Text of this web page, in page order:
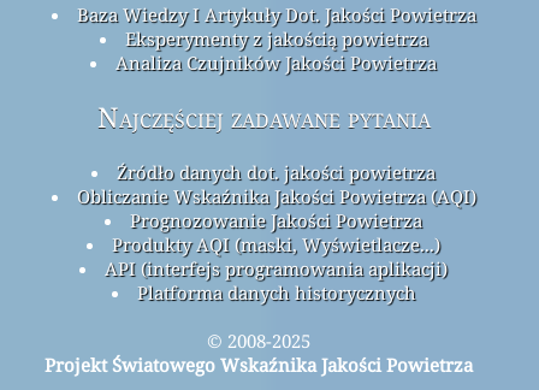
Baza Wiedzy I Artykuły Dot. Jakości Powietrza
Eksperymenty z jakością powietrza
Analiza Czujników Jakości Powietrza
Najczęściej zadawane pytania
Źródło danych dot. jakości powietrza
Obliczanie Wskaźnika Jakości Powietrza (AQI)
Prognozowanie Jakości Powietrza
Produkty AQI (maski, Wyświetlacze...)
API (interfejs programowania aplikacji)
Platforma danych historycznych
© 2008-2025
Projekt Światowego Wskaźnika Jakości Powietrza